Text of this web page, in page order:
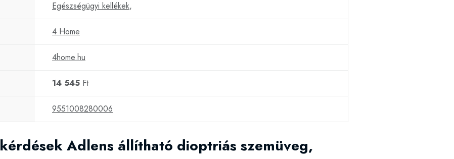
Egészségügyi kellékek,
4 Home
4home.hu
14 545 Ft
9551008280006
Adlens állítható dioptriás szemüveg,